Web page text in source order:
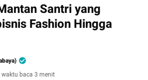
Santri yang
Fashion Hingga
waktu baca 3 menit